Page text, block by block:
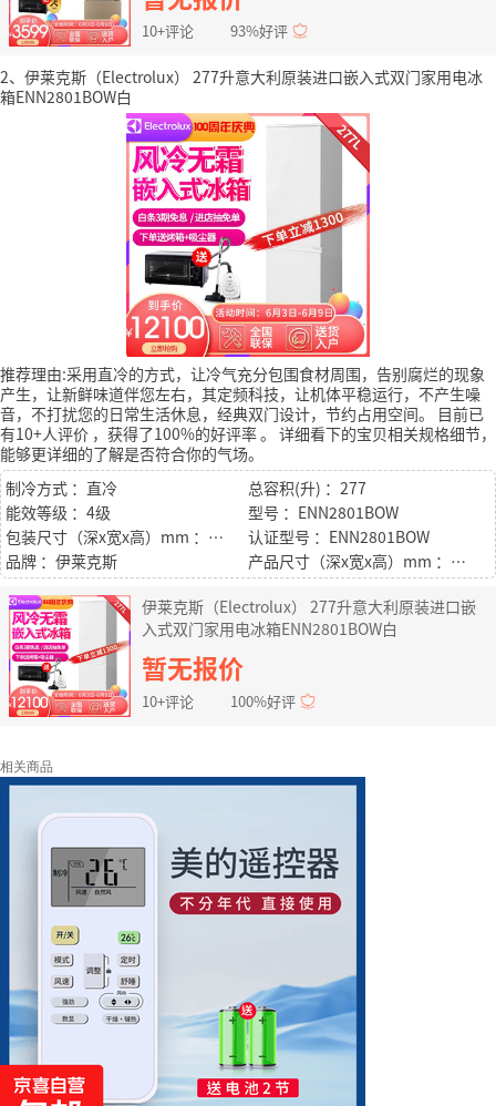
10+评论 93%好评
2、伊莱克斯（Electrolux） 277升意大利原装进口嵌入式双门家用电冰
箱ENN2801BOW白
推荐理由:采用直冷的方式，让冷气充分包围食材周围，告别腐烂的现象
产生，让新鲜味道伴您左右，其定频科技，让机体平稳运行，不产生噪
音，不打扰您的日常生活休息，经典双门设计，节约占用空间。
目前已
有10+人评价 ，获得了100%的好评率。 详细看下的宝贝相关规格细节，
能够更详细的了解是否符合你的气场。
制冷方式 ：直冷
总容积(升) ：277
能效等级 ：4级
型号 ：ENN2801BOW
包装尺寸（深x宽x高）mm ：557*590*1810
认证型号 ：ENN2801BOW
品牌 ：伊莱克斯
产品尺寸（深x宽x高）mm ：547X540x1772
伊莱克斯（Electrolux） 277升意大利原装进口嵌
入式双门家用电冰箱ENN2801BOW白
暂无报价
10+评论 100%好评
相关商品